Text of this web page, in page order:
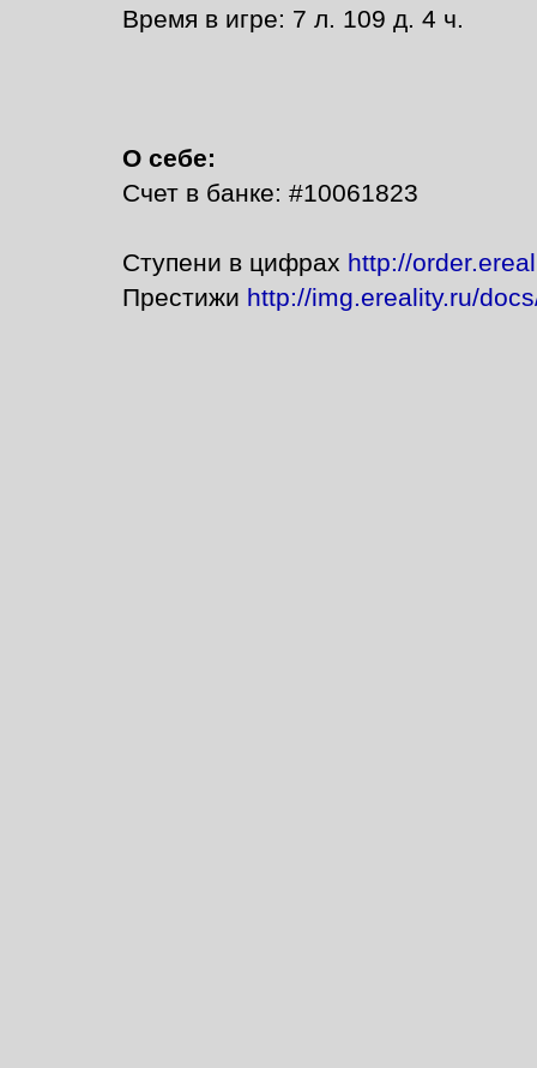
Время в игре: 7 л. 109 д. 4 ч.
О себе:
Счет в банке: #10061823
Ступени в цифрах http://
Престижи http://img.ereality.ru/